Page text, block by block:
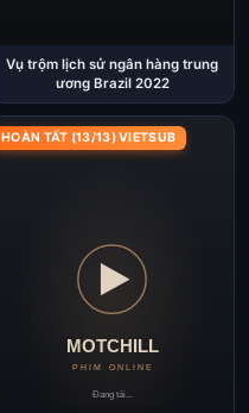
Vụ trộm lịch sử ngân hàng trung
ương Brazil 2022
HOÀN TẤT (13/13) VIETSUB